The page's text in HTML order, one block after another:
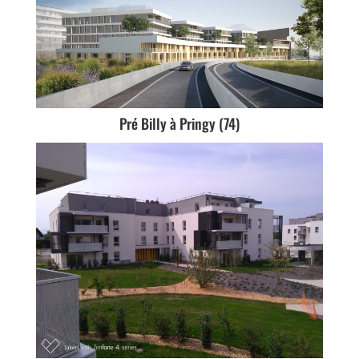
Pré Billy à Pringy (74)